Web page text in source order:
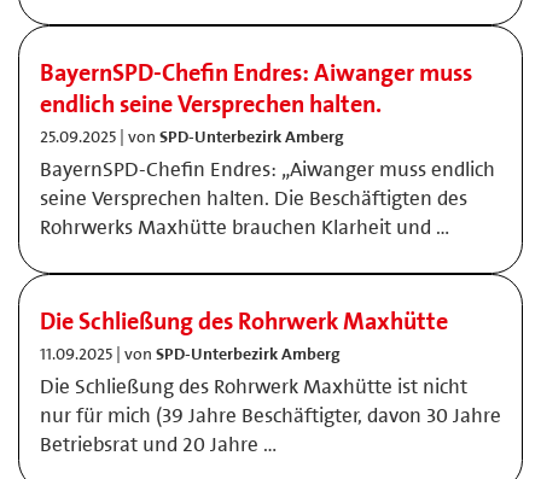
BayernSPD-Chefin Endres: Aiwanger muss
endlich seine Versprechen halten.
25.09.2025 | von SPD-Unterbezirk Amberg
BayernSPD-Chefin Endres: „Aiwanger muss endlich
seine Versprechen halten. Die Beschäftigten des
Rohrwerks Maxhütte brauchen Klarheit und …
Die Schließung des Rohrwerk Maxhütte
11.09.2025 | von SPD-Unterbezirk Amberg
Die Schließung des Rohrwerk Maxhütte ist nicht
nur für mich (39 Jahre Beschäftigter, davon 30 Jahre
Betriebsrat und 20 Jahre …